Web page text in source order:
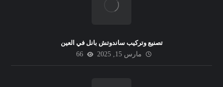
تصنيع وتركيب ساندوتش بانل في العين
مارس 15, 2025
66